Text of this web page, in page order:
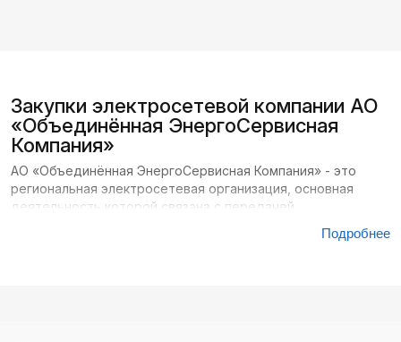
Закупки электросетевой компании АО
«Объединённая ЭнергоСервисная
Компания»
АО «Объединённая ЭнергоСервисная Компания» - это
региональная электросетевая организация, основная
деятельность которой связана с передачей
территорию Восточно-Казахстанской области и области
Подробнее